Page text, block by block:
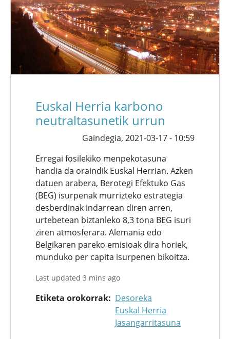
Euskal Herria karbono
neutraltasunetik urrun
Gaindegia, 2021-03-17 - 10:59
Erregai fosilekiko menpekotasuna
handia da oraindik Euskal Herrian. Azken
datuen arabera, Berotegi Efektuko Gas
(BEG) isurpenak murrizteko estrategia
desberdinak indarrean diren arren,
urtebetean biztanleko 8,3 tona BEG isuri
ziren atmosferara. Alemania edo
Belgikaren pareko emisioak dira horiek,
munduko per capita isurpenen bikoitza.
Last updated 3 mins ago
Etiketa orokorrak
Desoreka
Euskal Herria
Jasangarritasuna